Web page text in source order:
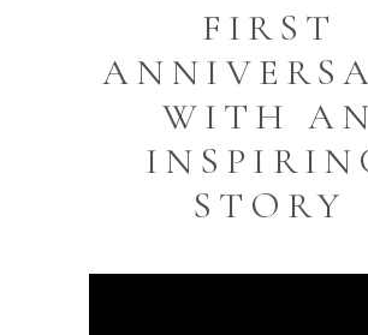
FIRST
WITH AN
STORY